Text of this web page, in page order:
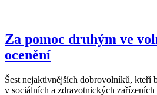
Za pomoc druhým ve
ocenění
Šest nejaktivnějších dobrovolníků, kteří
v sociálních a zdravotnických